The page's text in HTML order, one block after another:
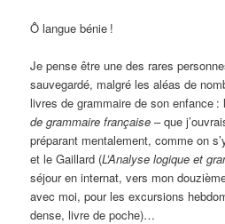
Ô langue bénie !
Je pense être une des rares
sauvegardé, malgré les aléas de
livres de grammaire de son enfance :
de grammaire française – que
préparant mentalement, comme on
et le Gaillard (L’Analyse logique et
séjour en internat, vers mon
avec moi, pour les excursions
dense, livre de poche)…